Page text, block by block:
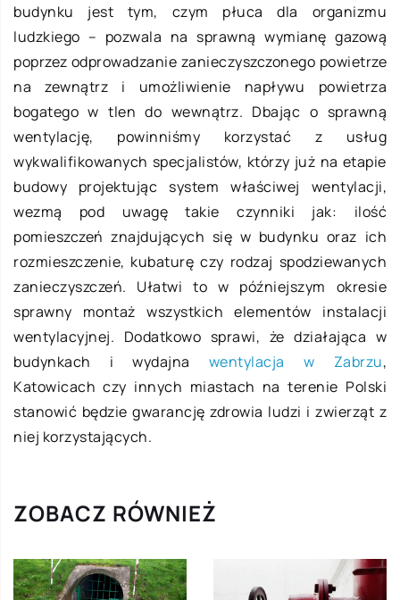
budynku jest tym, czym płuca dla organizmu
ludzkiego – pozwala na sprawną wymianę gazową
poprzez odprowadzanie zanieczyszczonego powietrze
na zewnątrz i umożliwienie napływu powietrza
bogatego w tlen do wewnątrz. Dbając o sprawną
wentylację, powinniśmy korzystać z usług
wykwalifikowanych specjalistów, którzy już na etapie
budowy projektując system właściwej wentylacji,
wezmą pod uwagę takie czynniki jak: ilość
pomieszczeń znajdujących się w budynku oraz ich
rozmieszczenie, kubaturę czy rodzaj spodziewanych
zanieczyszczeń. Ułatwi to w późniejszym okresie
sprawny montaż wszystkich elementów instalacji
wentylacyjnej. Dodatkowo sprawi, że działająca w
budynkach i wydajna wentylacja w Zabrzu,
Katowicach czy innych miastach na terenie Polski
stanowić będzie gwarancję zdrowia ludzi i zwierząt z
niej korzystających.
ZOBACZ RÓWNIEŻ